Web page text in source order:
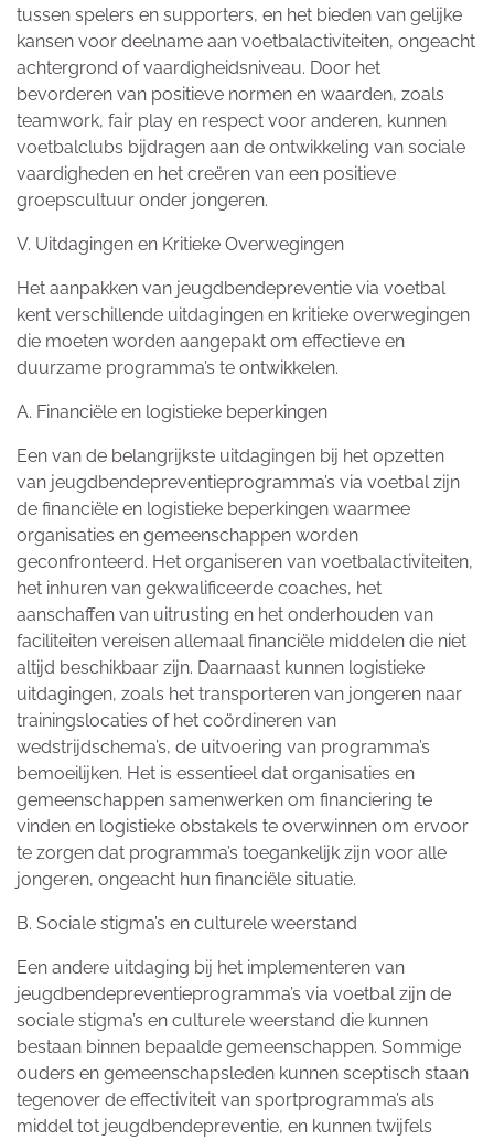
tussen spelers en supporters, en het bieden van gelijke
kansen voor deelname aan voetbalactiviteiten, ongeacht
achtergrond of vaardigheidsniveau. Door het
bevorderen van positieve normen en waarden, zoals
teamwork, fair play en respect voor anderen, kunnen
voetbalclubs bijdragen aan de ontwikkeling van sociale
vaardigheden en het creëren van een positieve
groepscultuur onder jongeren.
V. Uitdagingen en Kritieke Overwegingen
Het aanpakken van jeugdbendepreventie via voetbal
kent verschillende uitdagingen en kritieke overwegingen
die moeten worden aangepakt om effectieve en
duurzame programma’s te ontwikkelen.
A. Financiële en logistieke beperkingen
Een van de belangrijkste uitdagingen bij het opzetten
van jeugdbendepreventieprogramma’s via voetbal zijn
de financiële en logistieke beperkingen waarmee
organisaties en gemeenschappen worden
geconfronteerd. Het organiseren van voetbalactiviteiten,
het inhuren van gekwalificeerde coaches, het
aanschaffen van uitrusting en het onderhouden van
faciliteiten vereisen allemaal financiële middelen die niet
altijd beschikbaar zijn. Daarnaast kunnen logistieke
uitdagingen, zoals het transporteren van jongeren naar
trainingslocaties of het coördineren van
wedstrijdschema’s, de uitvoering van programma’s
bemoeilijken. Het is essentieel dat organisaties en
gemeenschappen samenwerken om financiering te
vinden en logistieke obstakels te overwinnen om ervoor
te zorgen dat programma’s toegankelijk zijn voor alle
jongeren, ongeacht hun financiële situatie.
B. Sociale stigma’s en culturele weerstand
Een andere uitdaging bij het implementeren van
jeugdbendepreventieprogramma’s via voetbal zijn de
sociale stigma’s en culturele weerstand die kunnen
bestaan binnen bepaalde gemeenschappen. Sommige
ouders en gemeenschapsleden kunnen sceptisch staan
tegenover de effectiviteit van sportprogramma’s als
middel tot jeugdbendepreventie, en kunnen twijfels